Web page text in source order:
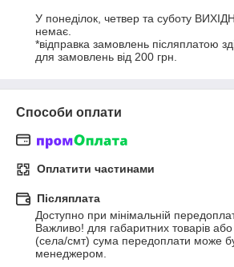
У понеділок, четвер та суботу
немає.
*відправка замовлень післяплатою
для замовлень від 200 грн.
Способи оплати
Оплатити частинами
Післяплата
Доступно при мінімальній
Важливо! для габаритних товарів або
(села/смт) сума передоплати може
менеджером.